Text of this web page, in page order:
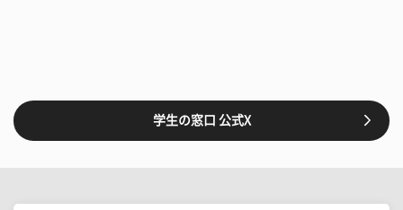
学生の窓口 公式X